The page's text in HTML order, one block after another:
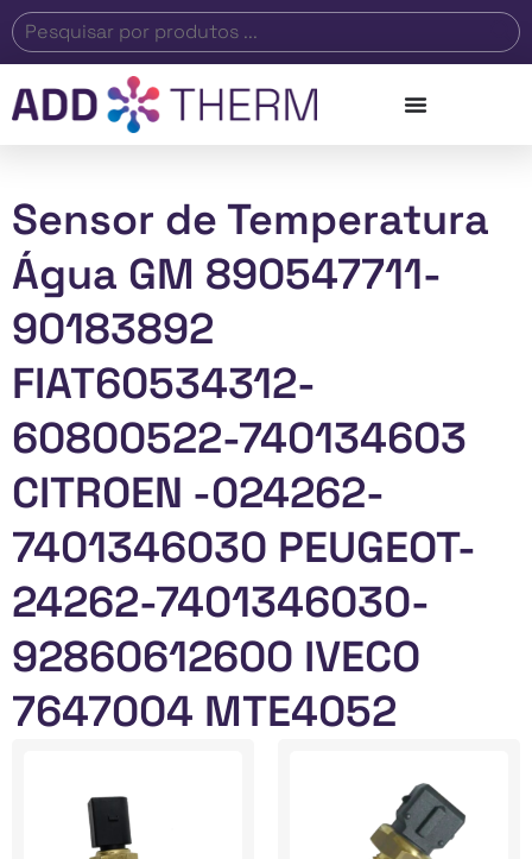
Sensor de Temperatura
Água GM 890547711-
90183892
FIAT60534312-
60800522-740134603
CITROEN -024262-
7401346030 PEUGEOT-
24262-7401346030-
92860612600 IVECO
7647004 MTE4052